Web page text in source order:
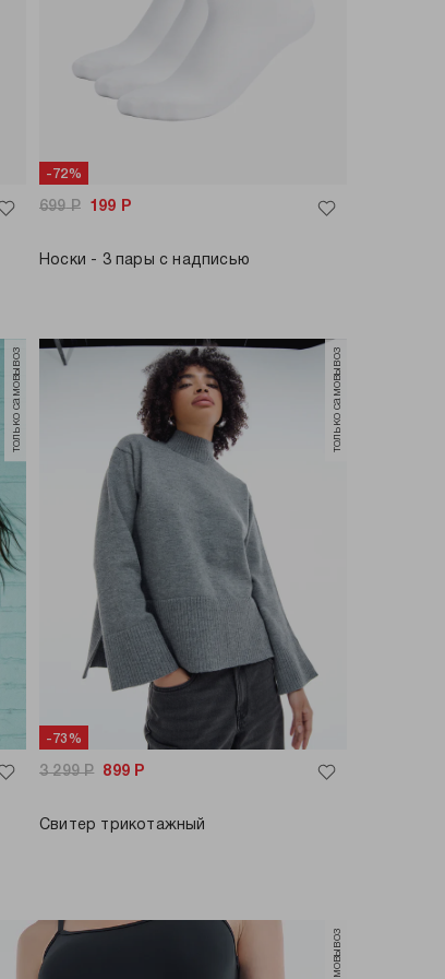
-72%
699Р 199 Р
Носки - 3 пары с надписью
только самовывоз
-73%
только самовывоз
3 299Р 899 Р
Свитер трикотажный